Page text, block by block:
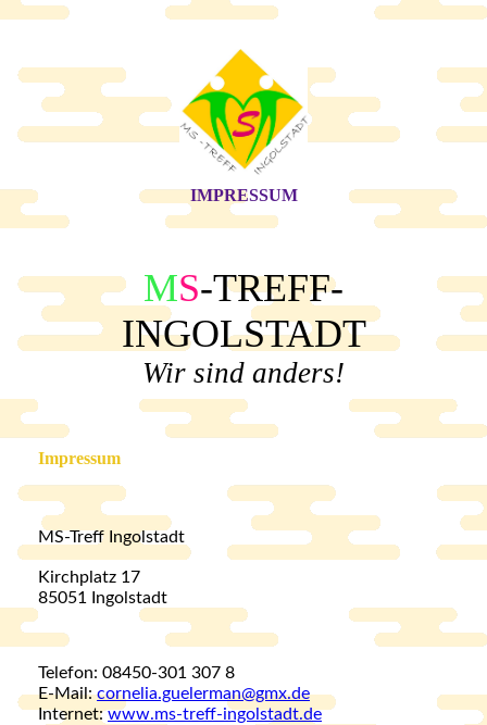
IMPRESSUM
MS-TREFF-
INGOLSTADT
Wir sind anders!
Impressum
MS-Treff Ingolstadt
Kirchplatz 17
85051 Ingolstadt
Telefon: 08450-301 307 8
E-Mail:cornelia.guelerman@gmx.de
Internet:www.ms-treff-ingolstadt.de